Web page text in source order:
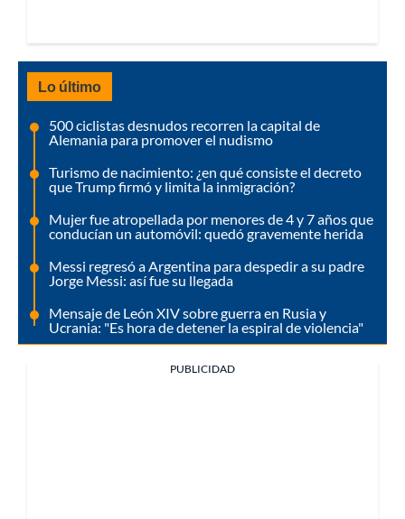
Lo último
500 ciclistas desnudos recorren la capital de
Alemania para promover el nudismo
Turismo de nacimiento: ¿en qué consiste el decreto
que Trump firmó y limita la inmigración?
Mujer fue atropellada por menores de 4 y 7 años que
conducían un automóvil: quedó gravemente herida
Messi regresó a Argentina para despedir a su padre
Jorge Messi: así fue su llegada
Mensaje de León XIV sobre guerra en Rusia y
Ucrania: "Es hora de detener la espiral de violencia"
PUBLICIDAD